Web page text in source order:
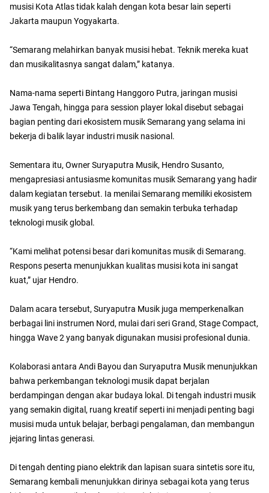
musisi Kota Atlas tidak kalah dengan kota besar lain seperti
Jakarta maupun Yogyakarta.
“Semarang melahirkan banyak musisi hebat. Teknik mereka kuat
dan musikalitasnya sangat dalam,” katanya.
Nama-nama seperti Bintang Hanggoro Putra, jaringan musisi
Jawa Tengah, hingga para session player lokal disebut sebagai
bagian penting dari ekosistem musik Semarang yang selama ini
bekerja di balik layar industri musik nasional.
Sementara itu, Owner Suryaputra Musik, Hendro Susanto,
mengapresiasi antusiasme komunitas musik Semarang yang hadir
dalam kegiatan tersebut. Ia menilai Semarang memiliki ekosistem
musik yang terus berkembang dan semakin terbuka terhadap
teknologi musik global.
“Kami melihat potensi besar dari komunitas musik di Semarang.
Respons peserta menunjukkan kualitas musisi kota ini sangat
kuat,” ujar Hendro.
Dalam acara tersebut, Suryaputra Musik juga memperkenalkan
berbagai lini instrumen Nord, mulai dari seri Grand, Stage Compact,
hingga Wave 2 yang banyak digunakan musisi profesional dunia.
Kolaborasi antara Andi Bayou dan Suryaputra Musik menunjukkan
bahwa perkembangan teknologi musik dapat berjalan
berdampingan dengan akar budaya lokal. Di tengah industri musik
yang semakin digital, ruang kreatif seperti ini menjadi penting bagi
musisi muda untuk belajar, berbagi pengalaman, dan membangun
jejaring lintas generasi.
Di tengah denting piano elektrik dan lapisan suara sintetis sore itu,
Semarang kembali menunjukkan dirinya sebagai kota yang terus